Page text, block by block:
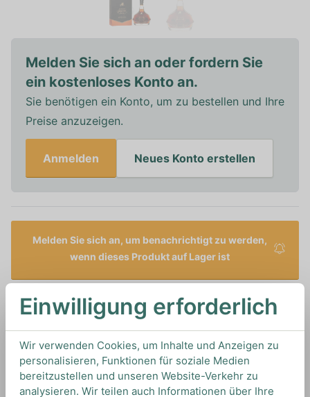
Melden Sie sich an oder fordern Sie
ein kostenloses Konto an.
Sie benötigen ein Konto, um zu bestellen und Ihre
Preise anzuzeigen.
Anmelden Neues Konto erstellen
Melden Sie sich an, um benachrichtigt zu werden,
wenn dieses Produkt auf Lager ist
0,7L
Artikelnummer: 15506
Brandy vonCarlos IausSpanien
TIPS & TRICKS
Einwilligung erforderlich
Wir verwenden Cookies, um Inhalte und Anzeigen zu
personalisieren, Funktionen für soziale Medien
bereitzustellen und unseren Website-Verkehr zu
analysieren. Wir teilen auch Informationen über Ihre